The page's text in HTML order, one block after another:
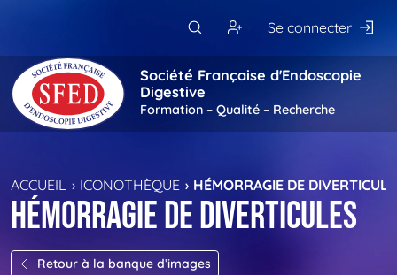
Se connecter
Société Française d'Endoscopie
Digestive
Formation – Qualité – Recherche
ACCUEIL ICONOTHÈQUE HÉMORRAGIE DE
Hémorragie de diverticules
Retour à la banque d’images